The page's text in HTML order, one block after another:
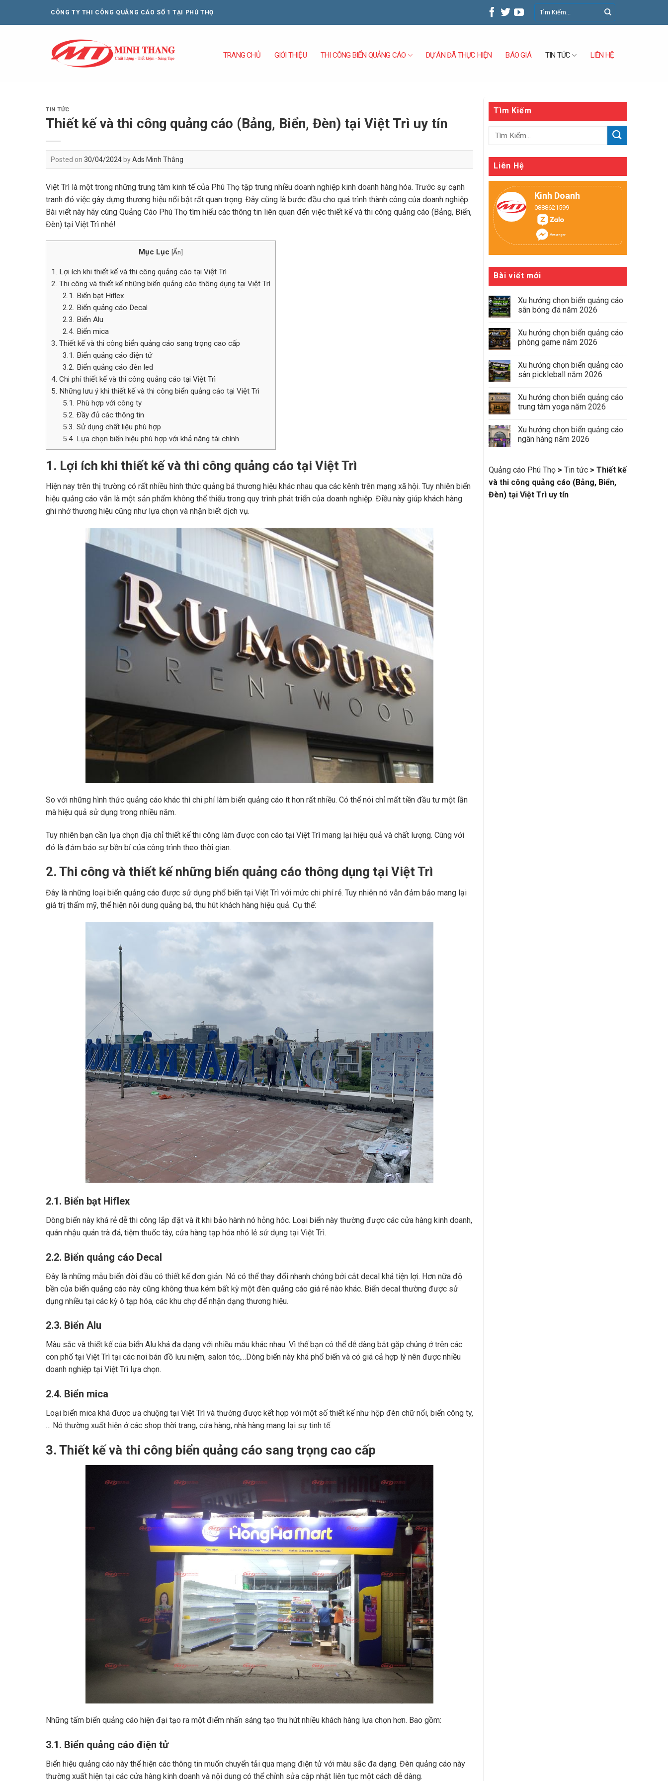
CÔNG TY THI CÔNG QUẢNG CÁO SỐ 1 TẠI PHÚ THỌ
TRANG CHỦ GIỚI THIỆU THI CÔNG BIỂN QUẢNG CÁO DỰ ÁN ĐÃ THỰC HIỆN BÁO GIÁ TIN TỨC LIÊN HỆ
TIN TỨC
Thiết kế và thi công quảng cáo (Bảng, Biển, Đèn) tại Việt Trì uy tín
Posted on 30/04/2024byAds Minh Thắng
Việt Trì là một trong những trung tâm kinh tế của Phú Thọ tập trung nhiều doanh nghiệp kinh doanh hàng hóa. Trước sự cạnh
tranh đó việc gây dựng thương hiệu nổi bật rất quan trọng. Đây cũng là bước đầu cho quá trình thành công của doanh nghiệp.
Bài viết này hãy cùng Quảng Cáo Phú Thọ tìm hiểu các thông tin liên quan đến việc thiết kế và thi công quảng cáo (Bảng, Biển,
Đèn) tại Việt Trì nhé!
Mục Lục [Ẩn]
1. Lợi ích khi thiết kế và thi công quảng cáo tại Việt Trì
2. Thi công và thiết kế những biển quảng cáo thông dụng tại Việt Trì
2.1. Biển bạt Hiflex
2.2. Biển quảng cáo Decal
2.3. Biển Alu
2.4. Biển mica
3. Thiết kế và thi công biển quảng cáo sang trọng cao cấp
3.1. Biển quảng cáo điện tử
3.2. Biển quảng cáo đèn led
4. Chi phí thiết kế và thi công quảng cáo tại Việt Trì
5. Những lưu ý khi thiết kế và thi công biển quảng cáo tại Việt Trì
5.1. Phù hợp với công ty
5.2. Đầy đủ các thông tin
5.3. Sử dụng chất liệu phù hợp
5.4. Lựa chọn biển hiệu phù hợp với khả năng tài chính
1. Lợi ích khi thiết kế và thi công quảng cáo tại Việt Trì
Hiện nay trên thị trường có rất nhiều hình thức quảng bá thương hiệu khác nhau qua các kênh trên mạng xã hội. Tuy nhiên biển
hiệu quảng cáo vẫn là một sản phẩm không thể thiếu trong quy trình phát triển của doanh nghiệp. Điều này giúp khách hàng
ghi nhớ thương hiệu cũng như lựa chọn và nhận biết dịch vụ.
So với những hình thức quảng cáo khác thì chi phí làm biển quảng cáo ít hơn rất nhiều. Có thể nói chỉ mất tiền đầu tư một lần
mà hiệu quả sử dụng trong nhiều năm.
Tuy nhiên bạn cần lựa chọn địa chỉ thiết kế thi công làm được con cáo tại Việt Trì mang lại hiệu quả và chất lượng. Cùng với
đó là đảm bảo sự bền bỉ của công trình theo thời gian.
2. Thi công và thiết kế những biển quảng cáo thông dụng tại Việt Trì
Đây là những loại biển quảng cáo được sử dụng phổ biến tại Việt Trì với mức chi phí rẻ. Tuy nhiên nó vẫn đảm bảo mang lại
giá trị thẩm mỹ, thể hiện nội dung quảng bá, thu hút khách hàng hiệu quả. Cụ thể:
2.1. Biển bạt Hiflex
Dòng biển này khá rẻ dễ thi công lắp đặt và ít khi bảo hành nó hỏng hóc. Loại biển này thường được các cửa hàng kinh doanh,
quán nhậu quán trà đá, tiệm thuốc tây, cửa hàng tạp hóa nhỏ lẻ sử dụng tại Việt Trì.
2.2. Biển quảng cáo Decal
Đây là những mẫu biển đời đầu có thiết kế đơn giản. Nó có thể thay đổi nhanh chóng bởi cắt decal khá tiện lợi. Hơn nữa độ
bền của biển quảng cáo này cũng không thua kém bất kỳ một đèn quảng cáo giá rẻ nào khác. Biển decal thường được sử
dụng nhiều tại các kỳ ô tạp hóa, các khu chợ để nhận dạng thương hiệu.
2.3. Biển Alu
Màu sắc và thiết kế của biển Alu khá đa dạng với nhiều mẫu khác nhau. Vì thế bạn có thể dễ dàng bắt gặp chúng ở trên các
con phố tại Việt Trì tại các nơi bán đồ lưu niệm, salon tóc,…Dòng biển này khá phổ biến và có giá cả hợp lý nên được nhiều
doanh nghiệp tại Việt Trì lựa chọn.
2.4. Biển mica
Loại biển mica khá được ưa chuộng tại Việt Trì và thường được kết hợp với một số thiết kế như hộp đèn chữ nổi, biển công ty,
… Nó thường xuất hiện ở các shop thời trang, cửa hàng, nhà hàng mang lại sự tinh tế.
3. Thiết kế và thi công biển quảng cáo sang trọng cao cấp
Những tấm biển quảng cáo hiện đại tạo ra một điểm nhấn sáng tạo thu hút nhiều khách hàng lựa chọn hơn. Bao gồm:
3.1. Biển quảng cáo điện tử
Biển hiệu quảng cáo này thể hiện các thông tin muốn chuyển tải qua mạng điện tử với màu sắc đa dạng. Đèn quảng cáo này
thường xuất hiện tại các cửa hàng kinh doanh và nội dung có thể chỉnh sửa cập nhật liên tục một cách dễ dàng.
Tìm Kiếm
Liên Hệ
Kinh Doanh
0888621599
Bài viết mới
Xu hướng chọn biển quảng cáo
sân bóng đá năm 2026
Xu hướng chọn biển quảng cáo
phòng game năm 2026
Xu hướng chọn biển quảng cáo
sân pickleball năm 2026
Xu hướng chọn biển quảng cáo
trung tâm yoga năm 2026
Xu hướng chọn biển quảng cáo
ngân hàng năm 2026
Quảng cáo Phú Thọ > Tin tức > Thiết kế
và thi công quảng cáo (Bảng, Biển,
Đèn) tại Việt Trì uy tín